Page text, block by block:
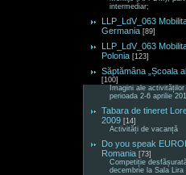
intermediar;
LLP_LdV_063
Germania [89]
LLP_LdV_063
Polonia [123]
Săptămâna „Școala
[100]
Imagini ale
perioada 2-6 aprilie
Tabara de tineret
2009 [14]
Activități de vacanță
Do you speak
Romania [73]
Competiție
decembrie la Sala Lira